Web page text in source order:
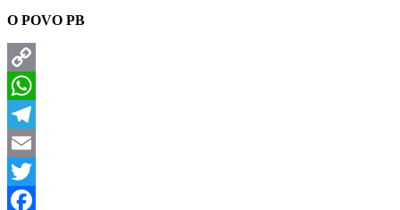
O POVO PB
Copy
Link
WhatsApp
Telegram
Email
Twitter